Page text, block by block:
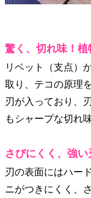
驚く、切れ味！植
リベット（支点）
取り、テコの原理
刃が入っており、
もシャープな切れ
さびにくく、強い
刃の表面にはハー
ニがつきにくく、